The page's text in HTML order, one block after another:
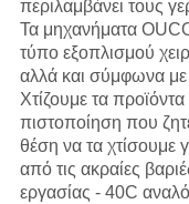
περιλαμβάνει τους
Τα μηχανήματα
τύπο εξοπλισμού
αλλά και σύμφωνα με
Χτίζουμε τα
πιστοποίηση που
θέση να τα χτίσουμε
από τις ακραίες
εργασίας - 40C